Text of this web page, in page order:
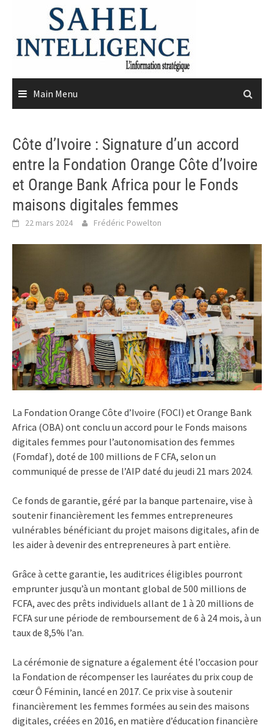
content
Main Menu
Côte d’Ivoire : Signature d’un accord
entre la Fondation Orange Côte d’Ivoire
et Orange Bank Africa pour le Fonds
maisons digitales femmes
22 mars 2024 Frédéric Powelton
La Fondation Orange Côte d’Ivoire (FOCI) et Orange Bank
Africa (OBA) ont conclu un accord pour le Fonds maisons
digitales femmes pour l’autonomisation des femmes
(Fomdaf), doté de 100 millions de F CFA, selon un
communiqué de presse de l’AIP daté du jeudi 21 mars 2024.
Ce fonds de garantie, géré par la banque partenaire, vise à
soutenir financièrement les femmes entrepreneures
vulnérables bénéficiant du projet maisons digitales, afin de
les aider à devenir des entrepreneures à part entière.
Grâce à cette garantie, les auditrices éligibles pourront
emprunter jusqu’à un montant global de 500 millions de
FCFA, avec des prêts individuels allant de 1 à 20 millions de
FCFA sur une période de remboursement de 6 à 24 mois, à un
taux de 8,5% l’an.
La cérémonie de signature a également été l’occasion pour
la Fondation de récompenser les lauréates du prix coup de
cœur Ô Féminin, lancé en 2017. Ce prix vise à soutenir
financièrement les femmes formées au sein des maisons
digitales, créées en 2016, en matière d’éducation financière